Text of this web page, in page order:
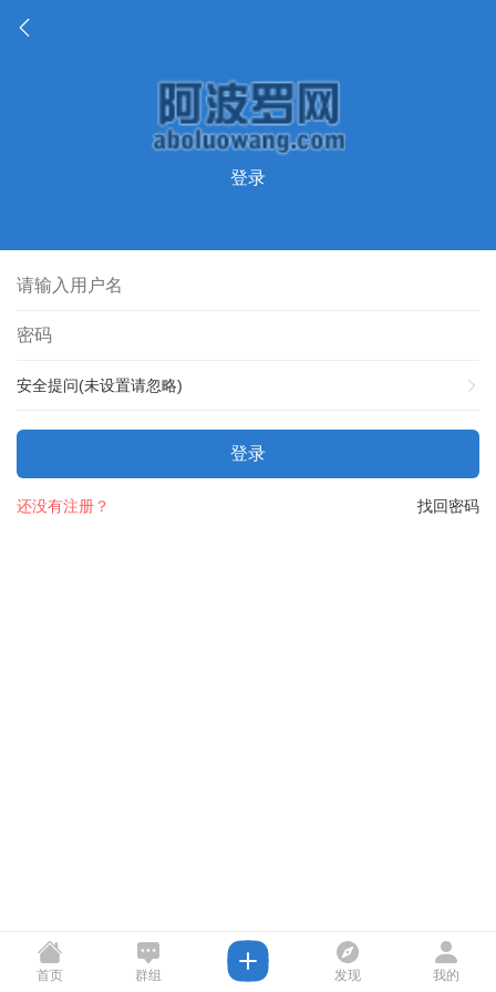
登录
安全提问(未设置请忽略)
登录
找回密码
还没有注册？
首页 群组 发现 我的